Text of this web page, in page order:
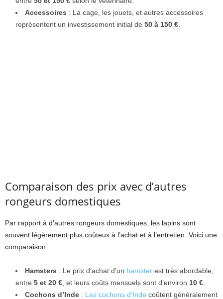
Accessoires : La cage, les jouets, et autres accessoires
représentent un investissement initial de 50 à 150 €.
Comparaison des prix avec d’autres
rongeurs domestiques
Par rapport à d’autres rongeurs domestiques, les lapins sont
souvent légèrement plus coûteux à l’achat et à l’entretien. Voici une
comparaison :
Hamsters : Le prix d’achat d’un hamster est très abordable,
entre 5 et 20 € , et leurs coûts mensuels sont d’environ 10 €
Cochons d’Inde : Les cochons d’Inde coûtent généralement